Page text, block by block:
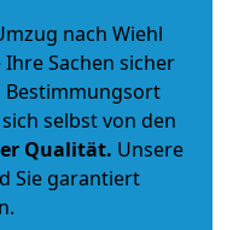
nach Wiehl
Sachen sicher
Bestimmungsort
selbst von den
Qualität. Unsere
Sie garantiert